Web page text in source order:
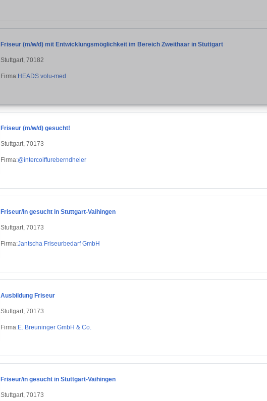
Friseur (m/w/d) mit Entwicklungsmöglichkeit im Bereich Zweithaar in Stuttgart
Stuttgart, 70182
Firma:HEADS volu-med
Friseur (m/w/d) gesucht!
Stuttgart, 70173
Firma:@intercoiffureberndheier
Friseur/in gesucht in Stuttgart-Vaihingen
Stuttgart, 70173
Firma:Jantscha Friseurbedarf GmbH
Ausbildung Friseur
Stuttgart, 70173
Firma:E. Breuninger GmbH & Co.
Friseur/in gesucht in Stuttgart-Vaihingen
Stuttgart, 70173